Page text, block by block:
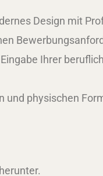
Design mit
Ihrer
und physischen